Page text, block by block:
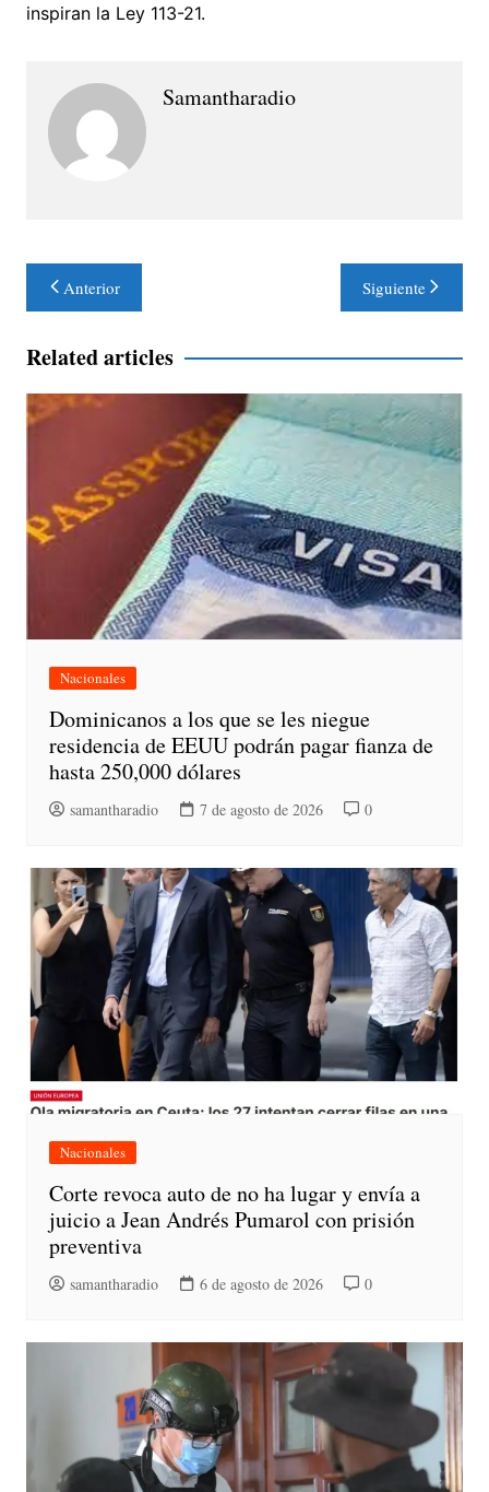
inspiran la Ley 113-21.
Samantharadio
Navegación
de
entradas
Anterior Siguiente
Related articles
Nacionales
Dominicanos a los que se les niegue
residencia de EEUU podrán pagar fianza de
hasta 250,000 dólares
samantharadio 7 de agosto de 2026 0
Nacionales
Corte revoca auto de no ha lugar y envía a
juicio a Jean Andrés Pumarol con prisión
preventiva
samantharadio 6 de agosto de 2026 0